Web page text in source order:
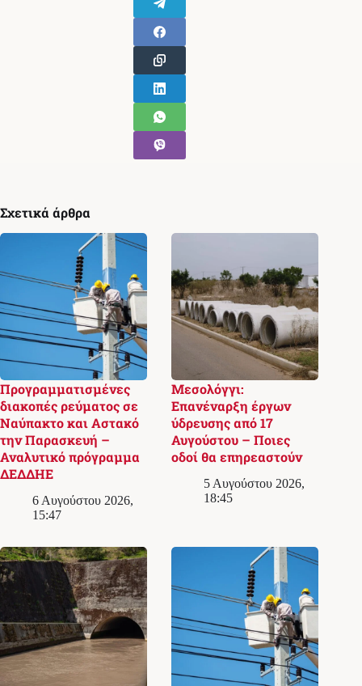
Σχετικά άρθρα
Προγραμματισμένες
διακοπές ρεύματος σε
Ναύπακτο και Αστακό
την Παρασκευή –
Αναλυτικό πρόγραμμα
ΔΕΔΔΗΕ
6 Αυγούστου 2026,
15:47
Μεσολόγγι:
Επανέναρξη έργων
ύδρευσης από 17
Αυγούστου – Ποιες
οδοί θα επηρεαστούν
5 Αυγούστου 2026,
18:45